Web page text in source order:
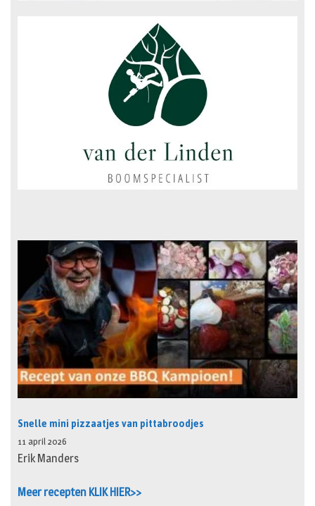
Snelle mini pizzaatjes van pittabroodjes
11 april 2026
Erik Manders
Meer recepten KLIK HIER>>